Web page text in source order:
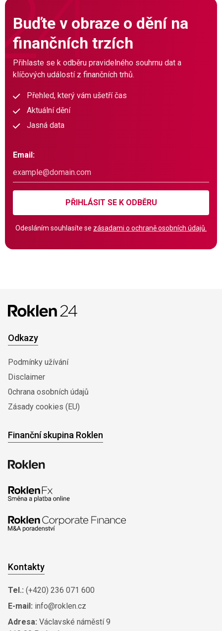
Buďte v obraze o dění na
finančních trzích
Přihlaste se k odběru pravidelného souhrnu dat a
klíčových událostí z finančních trhů.
Přehled, který vám ušetří čas
Aktuální dění
Jasná data
Email:
PŘIHLÁSIT SE K ODBĚRU
Odesláním souhlasíte se zásadami o ochraně osobních údajů.
Odkazy
Podmínky užívání
Disclaimer
0chrana osobních údajů
Zásady cookies (EU)
Finanční skupina Roklen
Kontakty
Tel.: (+420) 236 071 600
E-mail: info@roklen.cz
Adresa: Václavské náměstí 9